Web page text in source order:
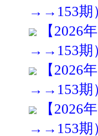
→→153期
【2026
→→153期
【2026
→→153期
【2026
→→153期